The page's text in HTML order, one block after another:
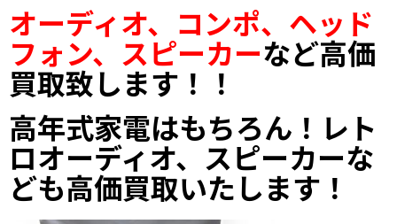
オーディオ、コンポ、ヘッド
フォン、スピーカーなど高価
買取致します！！
高年式家電はもちろん！レト
ロオーディオ、スピーカーな
ども高価買取いたします！